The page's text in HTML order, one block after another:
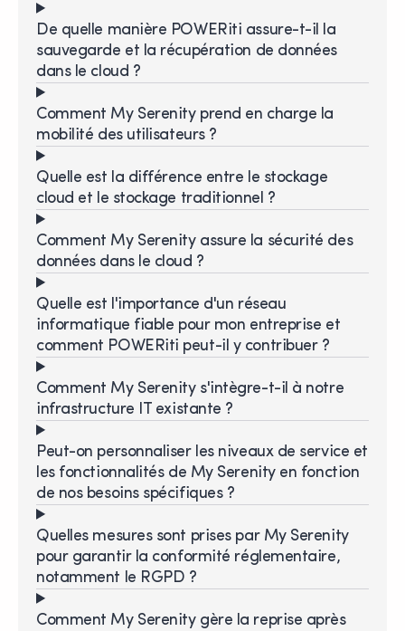
De quelle manière POWERiti assure-t-il la
sauvegarde et la récupération de données
dans le cloud ?
Comment My Serenity prend en charge la
mobilité des utilisateurs ?
Quelle est la différence entre le stockage
cloud et le stockage traditionnel ?
Comment My Serenity assure la sécurité des
données dans le cloud ?
Quelle est l'importance d'un réseau
informatique fiable pour mon entreprise et
comment POWERiti peut-il y contribuer ?
Comment My Serenity s'intègre-t-il à notre
infrastructure IT existante ?
Peut-on personnaliser les niveaux de service et
les fonctionnalités de My Serenity en fonction
de nos besoins spécifiques ?
Quelles mesures sont prises par My Serenity
pour garantir la conformité réglementaire,
notamment le RGPD ?
Comment My Serenity gère la reprise après